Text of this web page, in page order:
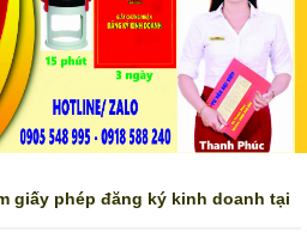
giấy phép đăng ký kinh doanh tại